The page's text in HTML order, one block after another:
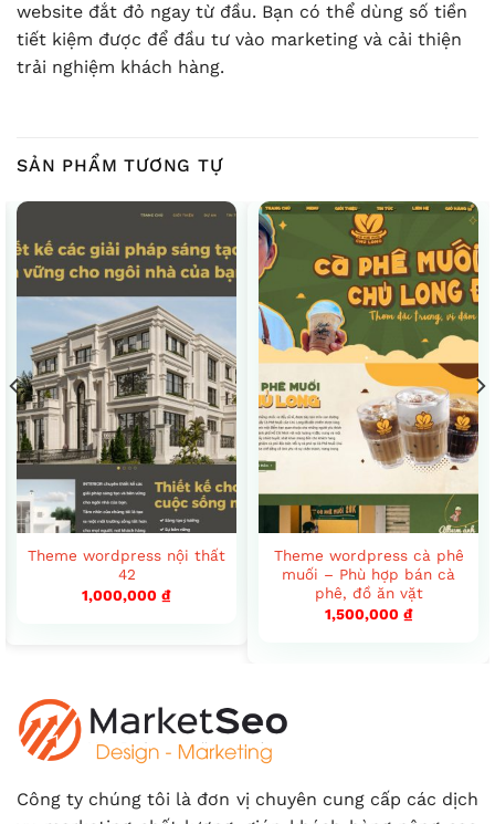
website đắt đỏ ngay từ đầu. Bạn có thể dùng số tiền
tiết kiệm được để đầu tư vào marketing và cải thiện
trải nghiệm khách hàng.
SẢN PHẨM TƯƠNG TỰ
Theme wordpress nội thất
42
1,000,000 ₫
Theme wordpress cà phê
muối – Phù hợp bán cà
phê, đồ ăn vặt
1,500,000 ₫
Công ty chúng tôi là đơn vị chuyên cung cấp các dịch